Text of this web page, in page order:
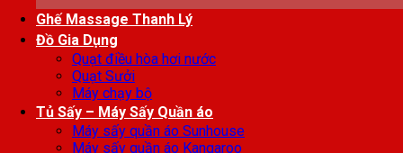
Ghế Massage Thanh Lý
Đồ Gia Dụng
Quạt điều hòa hơi nước
Quạt Sưởi
Máy chạy bộ
Tủ Sấy – Máy Sấy Quần áo
Máy sấy quần áo Sunhouse
Máy sấy quần áo Kangaroo